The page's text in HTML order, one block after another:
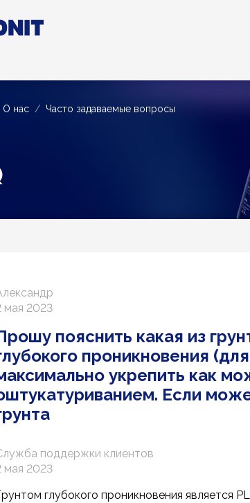
О нас Часто задаваемые вопросы
мая 2023
пояснить какая из
проникновения
укрепить как
Если
поддержки клиентов
мая 2023
глубокого проникновения является